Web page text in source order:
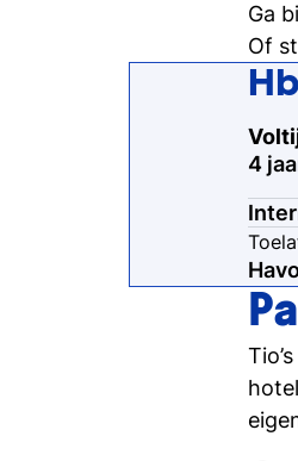
Persoonlijk
Stel al jouw
Ga
Of
4